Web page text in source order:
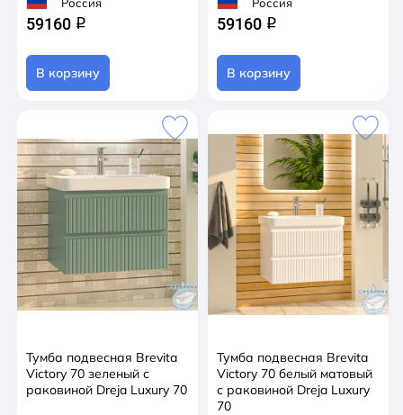
59160 q
В корзину
59160 q
В корзину
Тумба подвесная Brevita
Victory 70 зеленый с
раковиной Dreja Luxury 70
Тумба подвесная Brevita
Victory 70 белый матовый
с раковиной Dreja Luxury
70